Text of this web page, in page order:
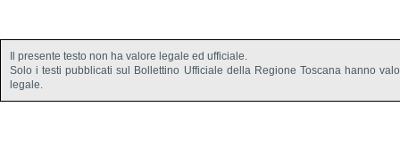
Il presente testo non ha valore legale ed ufficiale.
Solo i testi pubblicati sul Bollettino Ufficiale della Regione Toscana hanno
legale.